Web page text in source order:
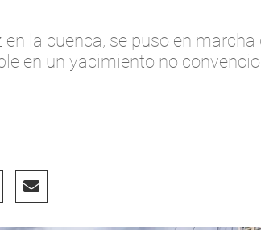
en la cuenca, se puso en
en un yacimiento no